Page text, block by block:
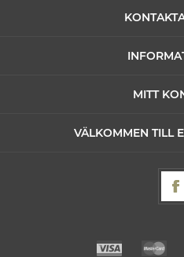
MITT
VÄLKOMMEN TILL